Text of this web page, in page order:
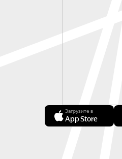
Загрузите в
App Store